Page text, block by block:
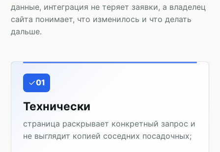
данные, интеграция не теряет заявки, а владелец
сайта понимает, что изменилось и что делать
дальше.
01
Технически
страница раскрывает конкретный запрос и
не выглядит копией соседних посадочных;